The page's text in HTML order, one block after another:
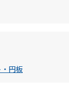
円板